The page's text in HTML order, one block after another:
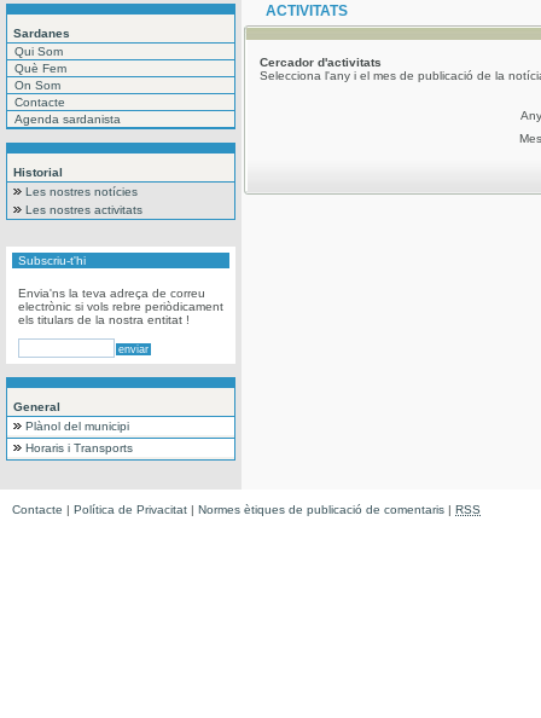
Sardanes
Qui Som
Què Fem
On Som
Contacte
Agenda sardanista
Historial
Les nostres notícies
Les nostres activitats
Subscriu-t'hi
Envia'ns la teva adreça de correu
electrònic si vols rebre periòdicament
els titulars de la nostra entitat !
General
Plànol del municipi
Horaris i Transports
ACTIVITATS
Cercador d'activitats
Selecciona l'any i el mes de publicació de la
Any
Mes
Contacte | Política de Privacitat | Normes ètiques de publicació de comentaris | RSS